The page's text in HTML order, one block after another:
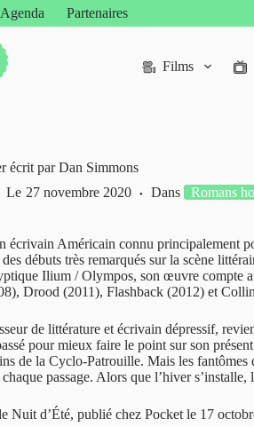
Agenda Partenaires
Films
écrit par Dan Simmons
Le 27 novembre 2020 Dans Romans
écrivain Américain connu principalement
débuts très remarqués sur la scène
Ilium / Olympos, son œuvre compte
Drood (2011), Flashback (2012) et
de littérature et écrivain dépressif,
pour mieux faire le point sur son
de la Cyclo-Patrouille. Mais les
passage. Alors que l’hiver
Nuit d’Été, publié chez Pocket le 17